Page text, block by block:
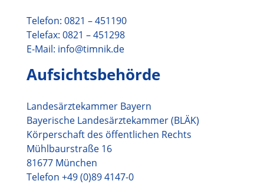
Telefon: 0821 – 451190
Telefax: 0821 – 451298
E-Mail: info@timnik.de
Aufsichtsbehörde
Landesärztekammer Bayern
Bayerische Landesärztekammer (BLÄK)
Körperschaft des öffentlichen Rechts
Mühlbaurstraße 16
81677 München
Telefon +49 (0)89 4147-0